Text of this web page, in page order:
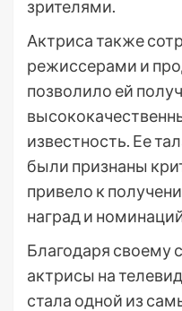
зрителями.
Актриса также
режиссерами и
позволило ей
известность. Ее
были признаны
привело к
наград и
Благодаря своему
актрисы на
стала одной из